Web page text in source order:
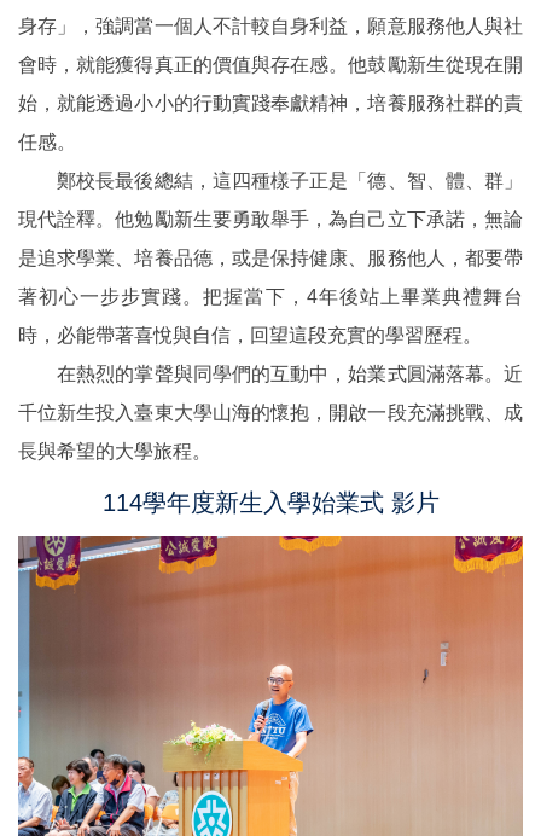
身存」，強調當一個人不計較自身利益，願意服務他人與社
會時，就能獲得真正的價值與存在感。他鼓勵新生從現在開
始，就能透過小小的行動實踐奉獻精神，培養服務社群的責
任感。
鄭校長最後總結，這四種樣子正是「德、智、體、群」
現代詮釋。他勉勵新生要勇敢舉手，為自己立下承諾，無論
是追求學業、培養品德，或是保持健康、服務他人，都要帶
著初心一步步實踐。把握當下，4年後站上畢業典禮舞台
時，必能帶著喜悅與自信，回望這段充實的學習歷程。
在熱烈的掌聲與同學們的互動中，始業式圓滿落幕。近
千位新生投入臺東大學山海的懷抱，開啟一段充滿挑戰、成
長與希望的大學旅程。
114學年度新生入學始業式 影片